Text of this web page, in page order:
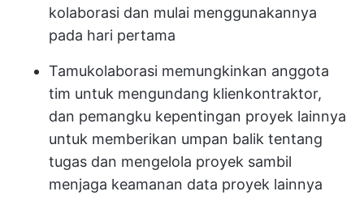
kolaborasi dan mulai menggunakannya
pada hari pertama
Tamukolaborasi memungkinkan anggota
tim untuk mengundang klienkontraktor,
dan pemangku kepentingan proyek lainnya
untuk memberikan umpan balik tentang
tugas dan mengelola proyek sambil
menjaga keamanan data proyek lainnya